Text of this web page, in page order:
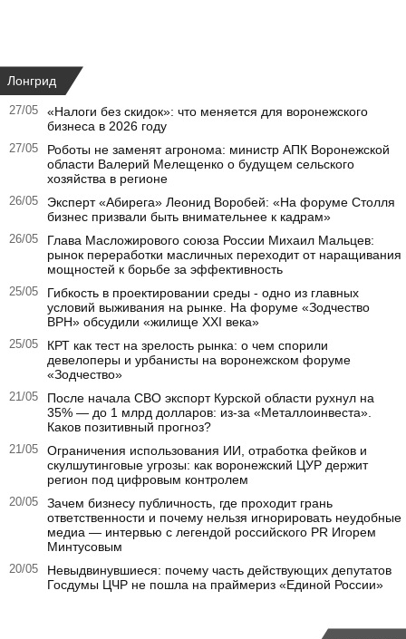
Лонгрид
27/05
«Налоги без скидок»: что меняется для воронежского
бизнеса в 2026 году
27/05
Роботы не заменят агронома: министр АПК Воронежской
области Валерий Мелещенко о будущем сельского
хозяйства в регионе
26/05
Эксперт «Абирега» Леонид Воробей: «На форуме Столля
бизнес призвали быть внимательнее к кадрам»
26/05
Глава Масложирового союза России Михаил Мальцев:
рынок переработки масличных переходит от наращивания
мощностей к борьбе за эффективность
25/05
Гибкость в проектировании среды - одно из главных
условий выживания на рынке. На форуме «Зодчество
ВРН» обсудили «жилище XXI века»
25/05
КРТ как тест на зрелость рынка: о чем спорили
девелоперы и урбанисты на воронежском форуме
«Зодчество»
21/05
После начала СВО экспорт Курской области рухнул на
35% — до 1 млрд долларов: из-за «Металлоинвеста».
Каков позитивный прогноз?
21/05
Ограничения использования ИИ, отработка фейков и
скулшутинговые угрозы: как воронежский ЦУР держит
регион под цифровым контролем
20/05
Зачем бизнесу публичность, где проходит грань
ответственности и почему нельзя игнорировать неудобные
медиа — интервью с легендой российского PR Игорем
Минтусовым
20/05
Невыдвинувшиеся: почему часть действующих депутатов
Госдумы ЦЧР не пошла на праймериз «Единой России»